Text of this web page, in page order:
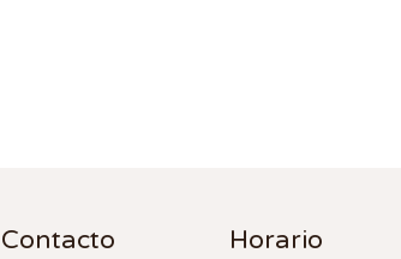
Contacto Horario